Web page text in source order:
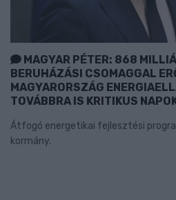
MAGYAR PÉTER: 868
BERUHÁZÁSI CSOMAGGAL
MAGYARORSZÁG
TOVÁBBRA IS KRITIKUS
Átfogó energetikai fejlesztési
kormány.